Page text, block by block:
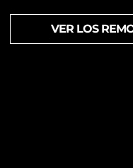
VER LOS